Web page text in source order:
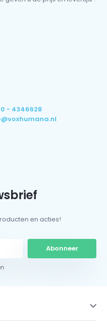
- 4346628
en acties!
Abonneer